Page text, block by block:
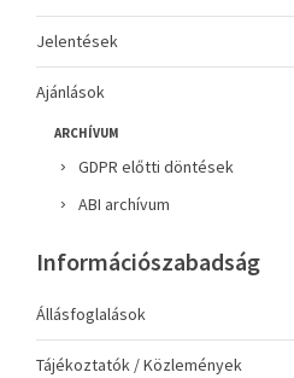
Jelentések
Ajánlások
ARCHÍVUM
GDPR előtti döntések
ABI archívum
Információszabadság
Állásfoglalások
Tájékoztatók / Közlemények